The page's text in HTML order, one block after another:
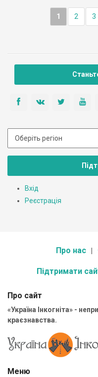
1 2 3
Вхід
Реєстрація
Про нас
Підтримати
Про сайт
«Україна Інкогніта» -
краєзнавства.
Меню